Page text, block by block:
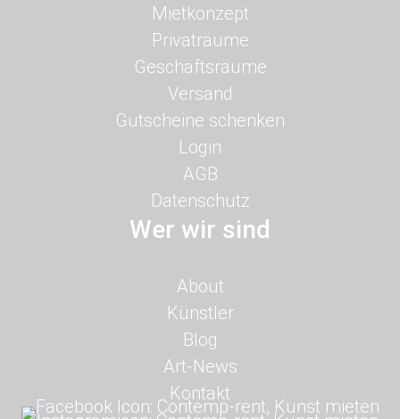
Navigation
überspringen
Mietkonzept
Privaträume
Geschäftsräume
Versand
Gutscheine schenken
Login
AGB
Datenschutz
Wer wir sind
Navigation
überspringen
About
Künstler
Blog
Art-News
Kontakt